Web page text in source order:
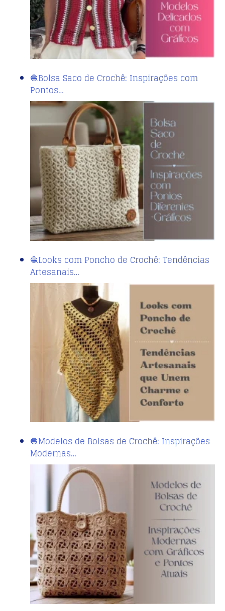
🧶Bolsa Saco de Crochê: Inspirações com
Pontos…
🧶Looks com Poncho de Crochê: Tendências
Artesanais…
🧶Modelos de Bolsas de Crochê: Inspirações
Modernas…